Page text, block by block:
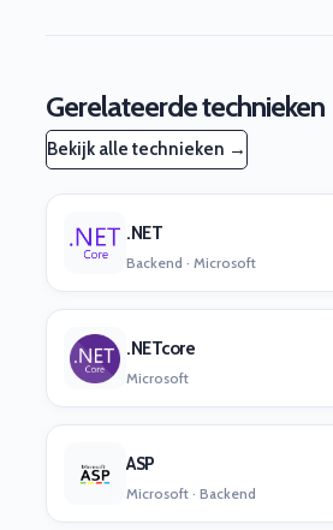
Gerelateerde technieken
Bekijk alle technieken →
.NET
Backend · Microsoft
.NETcore
Microsoft
ASP
Microsoft · Backend